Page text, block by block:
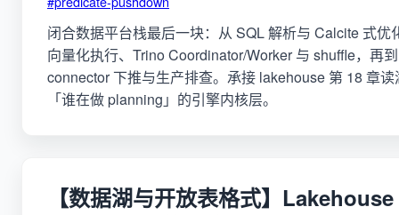
闭合数据平台栈最后一块：从 SQL 解析与 Calcite 式优
向量化执行、Trino Coordinator/Worker 与 shuffle，再
connector 下推与生产排查。承接 lakehouse 第 18 章
「谁在做 planning」的引擎内核层。
【数据湖与开放表格式】